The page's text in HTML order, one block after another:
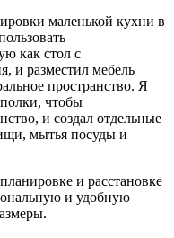
маленькой кухни в
как стол с
и разместил мебель
пространство. Я
чтобы
и создал отдельные
мытья посуды и
и расстановке
и удобную